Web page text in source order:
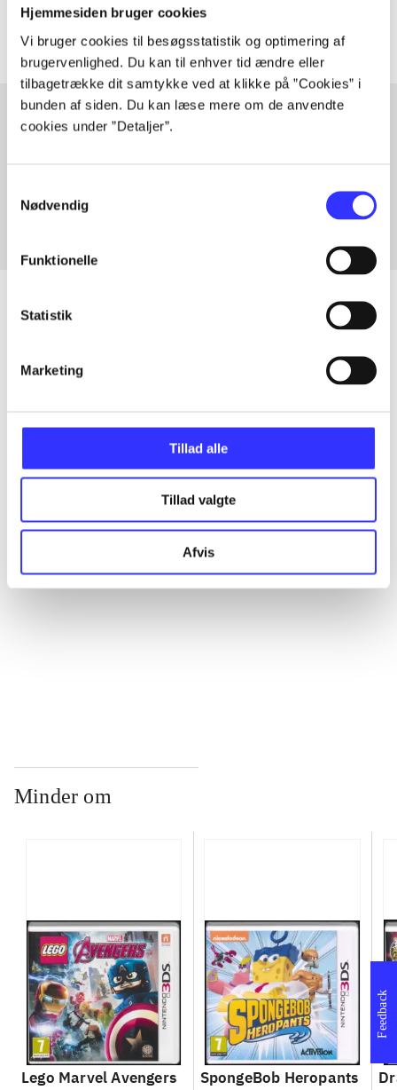
Hjemmesiden bruger cookies
Vi bruger cookies til besøgsstatistik og optimering af
brugervenlighed. Du kan til enhver tid ændre eller
tilbagetrække dit samtykke ved at klikke på ”Cookies” i
bunden af siden. Du kan læse mere om de anvendte
cookies under ”Detaljer”.
Nødvendig
Funktionelle
Statistik
Marketing
Tillad alle
Tillad valgte
Afvis
Alle registrerede artikler fordelt på udgivelser
...
Minder om
Lego Marvel Avengers SpongeBob Heropants
Feedback